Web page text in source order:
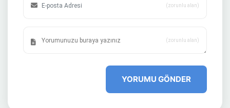
(zorunlu alan)
(zorunlu alan)
YORUMU GÖNDER